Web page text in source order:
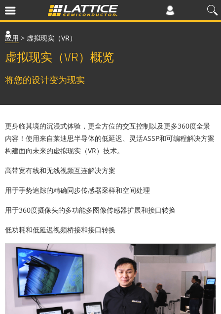
应用 > 虚拟现实（VR）
虚拟现实（VR）概览
将您的设计变为现实
更身临其境的沉浸式体验，更全方位的交互控制以及更多360度全景
内容！使用来自莱迪思半导体的低延迟、灵活ASSP和可编程解决方案
构建面向未来的虚拟现实（VR）技术。
高带宽有线和无线视频互连解决方案
用于手势追踪的精确同步传感器采样和空间处理
用于360度摄像头的多功能多图像传感器扩展和接口转换
低功耗和低延迟视频桥接和接口转换